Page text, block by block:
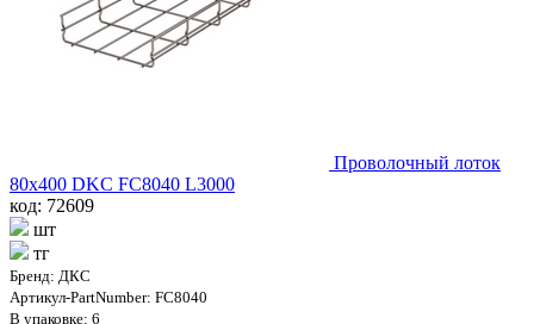
Проволочный лоток
80х400 DKC FC8040 L3000
код: 72609
шт
тг
Бренд: ДКС
Артикул-PartNumber: FC8040
В упаковке: 6